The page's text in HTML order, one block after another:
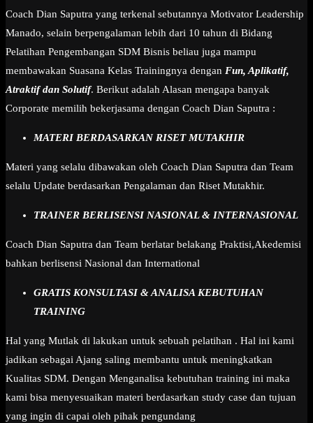
Coach Dian Saputra yang terkenal sebutannya Motivator Leadership
Manado, selain berpengalaman lebih dari 10 tahun di Bidang
Pelatihan Pengembangan SDM Bisnis beliau juga mampu
membawakan Suasana Kelas Trainingnya dengan Fun, Aplikatif,
Atraktif dan Solutif. Berikut adalah Alasan mengapa banyak
Corporate memilih bekerjasama dengan Coach Dian Saputra :
MATERI BERDASARKAN RISET MUTAKHIR
Materi yang selalu dibawakan oleh Coach Dian Saputra dan Team
selalu Update berdasarkan Pengalaman dan Riset Mutakhir.
TRAINER BERLISENSI NASIONAL & INTERNASIONAL
Coach Dian Saputra dan Team berlatar belakang Praktisi,Akedemisi
bahkan berlisensi Nasional dan International
GRATIS KONSULTASI & ANALISA KEBUTUHAN
TRAINING
Hal yang Mutlak di lakukan untuk sebuah pelatihan . Hal ini kami
jadikan sebagai Ajang saling membantu untuk meningkatkan
Kualitas SDM. Dengan Menganalisa kebutuhan training ini maka
kami bisa menyesuaikan materi berdasarkan study case dan tujuan
yang ingin di capai oleh pihak pengundang